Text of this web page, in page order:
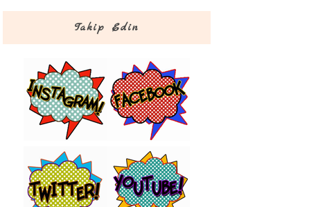
Takip Edin